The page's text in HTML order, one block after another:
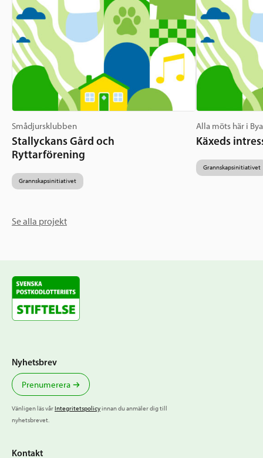
Smådjursklubben
Stallyckans Gård och
Ryttarförening
Grannskapsinitiativet
Alla möts här i
Käxeds
Grannskapsinitiativet
Se alla projekt
Nyhetsbrev
Prenumerera
Vänligen läs vårIntegritetspolicyinnan du anmäler dig till
nyhetsbrevet.
Kontakt